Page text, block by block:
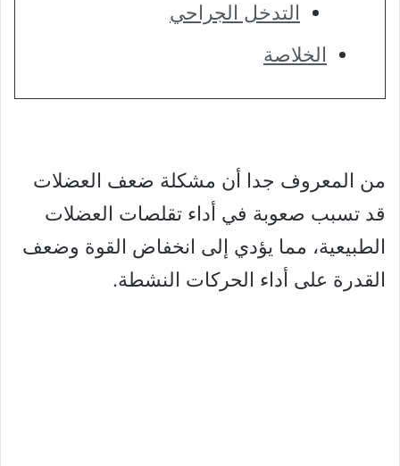
التدخل الجراحي
الخلاصة
من المعروف جدا أن مشكلة ضعف العضلات
قد تسبب صعوبة في أداء تقلصات العضلات
الطبيعية، مما يؤدي إلى انخفاض القوة وضعف
القدرة على أداء الحركات النشطة.